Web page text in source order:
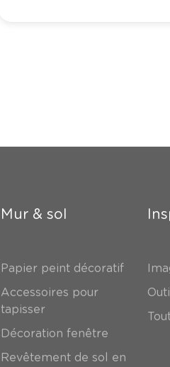
Mur & sol
Papier peint décoratif
Accessoires pour
tapisser
Décoration fenêtre
Revêtement de sol en